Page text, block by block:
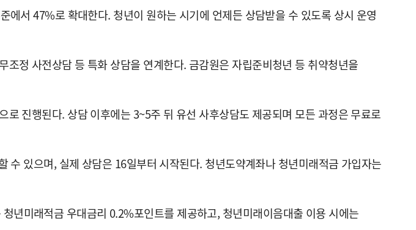
서 47%로 확대한다. 청년이 원하는 시기에 언제든 상담받을 수 있도록 상시 운영
정 사전상담 등 특화 상담을 연계한다. 금감원은 자립준비청년 등 취약청년을
진행된다. 상담 이후에는 3~5주 뒤 유선 사후상담도 제공되며 모든 과정은 무료로
있으며, 실제 상담은 16일부터 시작된다. 청년도약계좌나 청년미래적금 가입자는
년미래적금 우대금리 0.2%포인트를 제공하고, 청년미래이음대출 이용 시에는